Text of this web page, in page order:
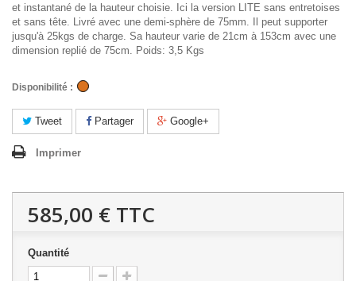
et instantané de la hauteur choisie. Ici la version LITE sans entretoises
et sans tête. Livré avec une demi-sphère de 75mm. Il peut supporter
jusqu'à 25kgs de charge. Sa hauteur varie de 21cm à 153cm avec une
dimension replié de 75cm. Poids: 3,5 Kgs
Disponibilité :
Tweet Partager Google+
Imprimer
585,00 € TTC
Quantité